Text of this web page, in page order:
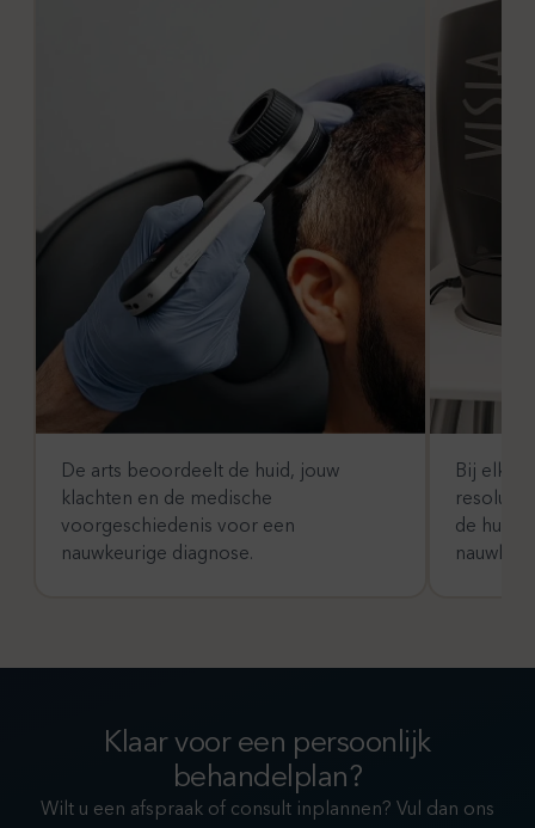
De arts beoordeelt de huid, jouw
klachten en de medische
voorgeschiedenis voor een
nauwkeurige diagnose.
Bij elk
de
Klaar voor een persoonlijk
behandelplan?
Wilt u een afspraak of consult inplannen? Vul dan ons